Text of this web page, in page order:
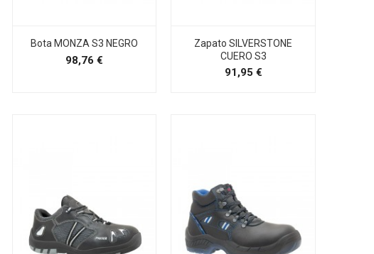
Bota MONZA S3 NEGRO
98,76 €Precio
Zapato SILVERSTONE
CUERO S3
91,95 €Precio